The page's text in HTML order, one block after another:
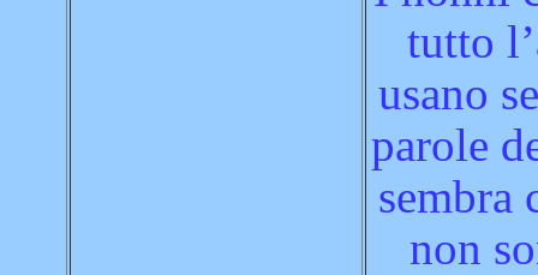
tutto
usano
parole
sembra
non